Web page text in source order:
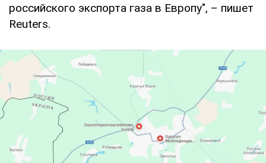
российского экспорта газа в Европу", – пишет
Reuters.